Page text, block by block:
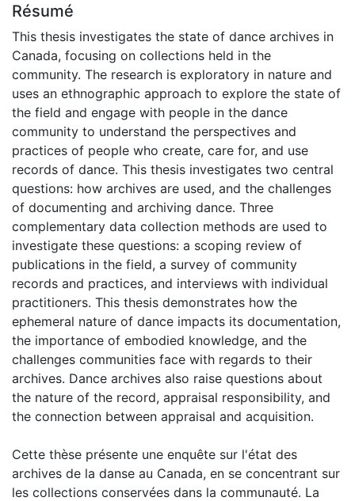
Résumé
This thesis investigates the state of dance archives in
Canada, focusing on collections held in the
community. The research is exploratory in nature and
uses an ethnographic approach to explore the state of
the field and engage with people in the dance
community to understand the perspectives and
practices of people who create, care for, and use
records of dance. This thesis investigates two central
questions: how archives are used, and the challenges
of documenting and archiving dance. Three
complementary data collection methods are used to
investigate these questions: a scoping review of
publications in the field, a survey of community
records and practices, and interviews with individual
practitioners. This thesis demonstrates how the
ephemeral nature of dance impacts its documentation,
the importance of embodied knowledge, and the
challenges communities face with regards to their
archives. Dance archives also raise questions about
the nature of the record, appraisal responsibility, and
the connection between appraisal and acquisition.
Cette thèse présente une enquête sur l'état des
archives de la danse au Canada, en se concentrant sur
les collections conservées dans la communauté. La